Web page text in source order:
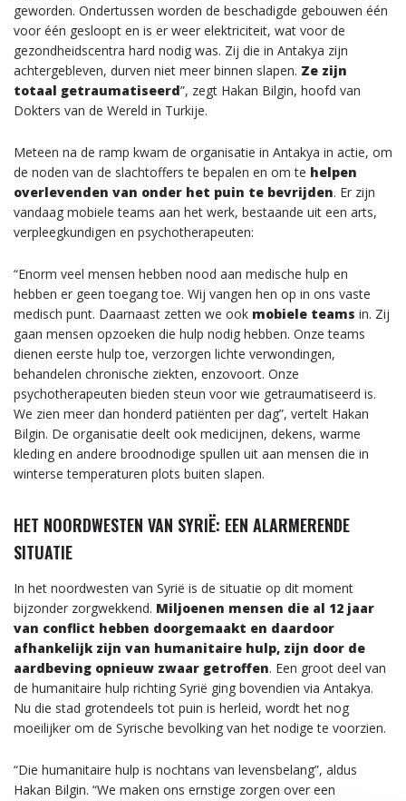
geworden. Ondertussen worden de beschadigde gebouwen één
voor één gesloopt en is er weer elektriciteit, wat voor de
gezondheidscentra hard nodig was. Zij die in Antakya zijn
achtergebleven, durven niet meer binnen slapen. Ze zijn
totaal getraumatiseerd”, zegt Hakan Bilgin, hoofd van
Dokters van de Wereld in Turkije.
Meteen na de ramp kwam de organisatie in Antakya in actie, om
de noden van de slachtoffers te bepalen en om te helpen
overlevenden van onder het puin te bevrijden. Er zijn
vandaag mobiele teams aan het werk, bestaande uit een arts,
verpleegkundigen en psychotherapeuten:
“Enorm veel mensen hebben nood aan medische hulp en
hebben er geen toegang toe. Wij vangen hen op in ons vaste
medisch punt. Daarnaast zetten we ook mobiele teams in. Zij
gaan mensen opzoeken die hulp nodig hebben. Onze teams
dienen eerste hulp toe, verzorgen lichte verwondingen,
behandelen chronische ziekten, enzovoort. Onze
psychotherapeuten bieden steun voor wie getraumatiseerd is.
We zien meer dan honderd patiënten per dag”, vertelt Hakan
Bilgin. De organisatie deelt ook medicijnen, dekens, warme
kleding en andere broodnodige spullen uit aan mensen die in
winterse temperaturen plots buiten slapen.
HET NOORDWESTEN VAN SYRIË: EEN ALARMERENDE
SITUATIE
In het noordwesten van Syrië is de situatie op dit moment
bijzonder zorgwekkend. Miljoenen mensen die al 12 jaar
van conflict hebben doorgemaakt en daardoor
afhankelijk zijn van humanitaire hulp, zijn door de
aardbeving opnieuw zwaar getroffen. Een groot deel van
de humanitaire hulp richting Syrië ging bovendien via Antakya.
Nu die stad grotendeels tot puin is herleid, wordt het nog
moeilijker om de Syrische bevolking van het nodige te voorzien.
“Die humanitaire hulp is nochtans van levensbelang”, aldus
Hakan Bilgin. “We maken ons ernstige zorgen over een